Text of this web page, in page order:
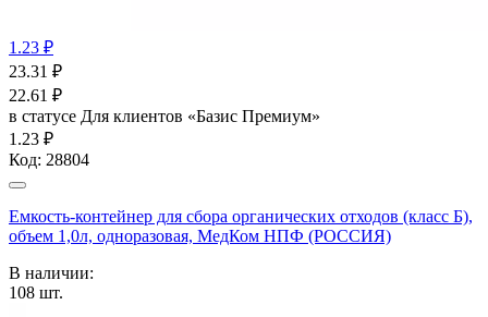
1.23 ₽
23.31 ₽
22.61 ₽
в статусе Для клиентов «Базис Премиум»
1.23 ₽
Код: 28804
Емкость-контейнер для сбора органических отходов (класс Б),
объем 1,0л, одноразовая, МедКом НПФ (РОССИЯ)
В наличии:
108 шт.